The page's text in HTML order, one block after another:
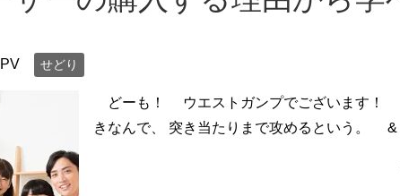
せどり
どーも！ ウエストガンプでございます！
きなんで、 突き当たりまで攻めるという。 &